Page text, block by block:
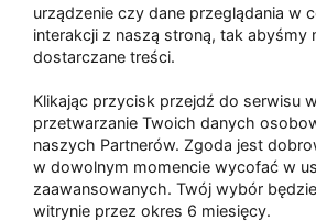
Akcja po
Ruszyła
Paliwa
Raport Dodaj raport
Sport
urządzenie czy dane przeglądania w
interakcji z naszą stroną, tak
dostarczane treści.
Klikając przycisk przejdź do serwisu
przetwarzanie Twoich danych
naszych Partnerów. Zgoda jest
w dowolnym momencie wycofać w
zaawansowanych. Twój wybór
witrynie przez okres 6 miesięcy.